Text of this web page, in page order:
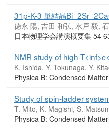
31p-K-3 単結晶
徳永 陽, 吉田 和弘, 水戸 毅,
日本物理学会講演概要集 54
NMR study of high-
K. Ishida, Y. Tokunaga, Y.
Physica B: Condensed
Study of spin-ladder
T. Mito, K. Magishi, S.
Physica B: Condensed